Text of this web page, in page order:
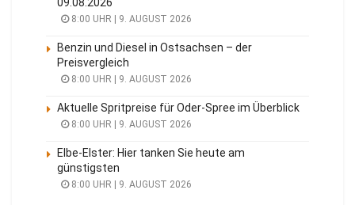
8:00 UHR | 9. AUGUST 2026
Benzin und Diesel in Ostsachsen – der
Preisvergleich
8:00 UHR | 9. AUGUST 2026
Aktuelle Spritpreise für Oder-Spree im Überblick
8:00 UHR | 9. AUGUST 2026
Elbe-Elster: Hier tanken Sie heute am
günstigsten
8:00 UHR | 9. AUGUST 2026